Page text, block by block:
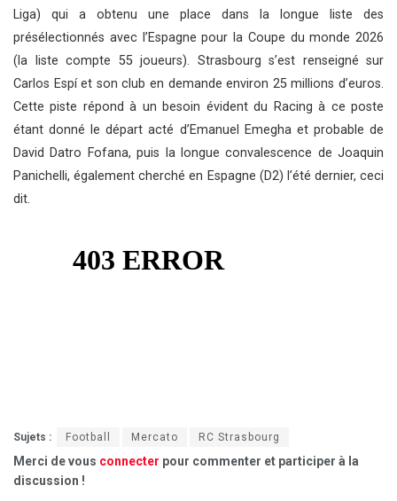
Liga) qui a obtenu une place dans la longue liste des
présélectionnés avec l’Espagne pour la Coupe du monde 2026
(la liste compte 55 joueurs). Strasbourg s’est renseigné sur
Carlos Espí et son club en demande environ 25 millions d’euros.
Cette piste répond à un besoin évident du Racing à ce poste
étant donné le départ acté d’Emanuel Emegha et probable de
David Datro Fofana, puis la longue convalescence de Joaquin
Panichelli, également cherché en Espagne (D2) l’été dernier, ceci
dit.
Sujets : Football Mercato RC Strasbourg
Merci de vous connecter pour commenter et participer à la
discussion !